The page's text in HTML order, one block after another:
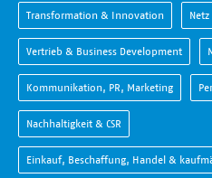
Transformation & Innovation Netz
Vertrieb & Business Development
Kommunikation, PR, Marketing
Nachhaltigkeit & CSR
Einkauf, Beschaffung, Handel &